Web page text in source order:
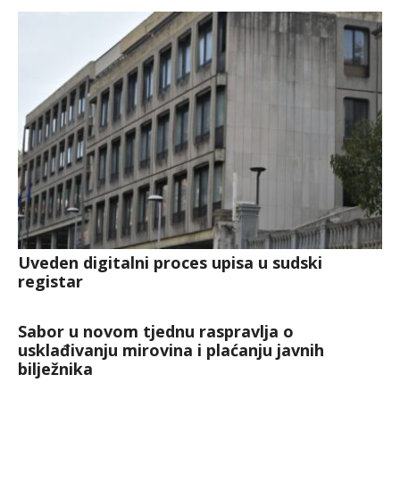
Uveden digitalni proces upisa u sudski
registar
Sabor u novom tjednu raspravlja o
usklađivanju mirovina i plaćanju javnih
bilježnika